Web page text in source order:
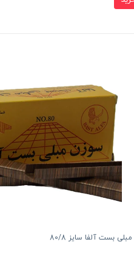
بست آلفا سایز 80/8